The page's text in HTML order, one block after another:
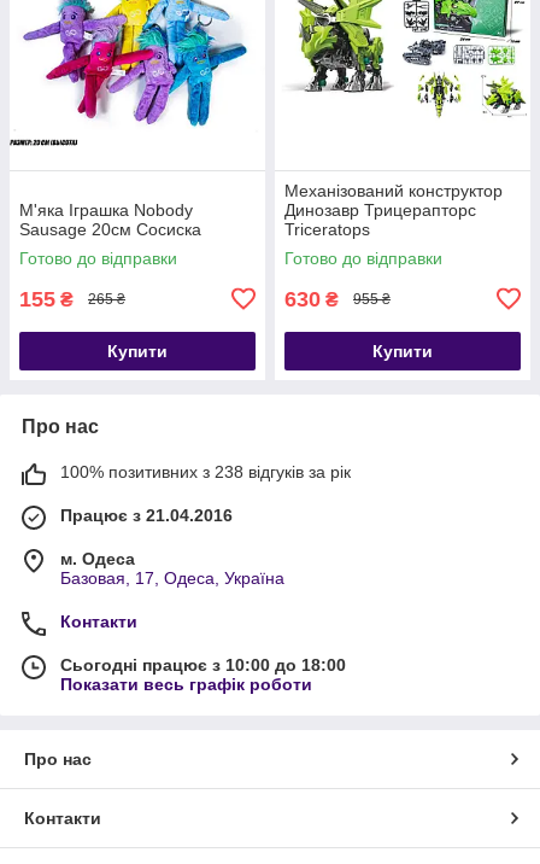
М'яка Іграшка Nobody
Sausage 20см Сосиска
Готово до відправки
155 ₴ 265 ₴
Купити
Механізований конструктор
Динозавр Трицерапторс
Triceratops
Готово до відправки
630 ₴ 955 ₴
Купити
Про нас
100% позитивних з 238 відгуків за рік
Працює з 21.04.2016
м. Одеса
Базовая, 17, Одеса, Україна
Контакти
Сьогодні працює з 10:00 до 18:00
Показати весь графік роботи
Про нас
Контакти